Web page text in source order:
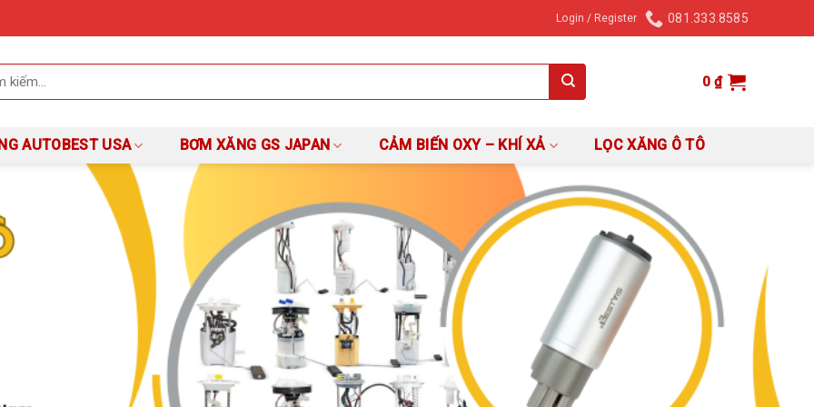
Login / Register 081.333.8585
0₫
AUTOBEST USA BƠM XĂNG GS JAPAN CẢM BIẾN OXY – KHÍ XẢ LỌC XĂNG Ô TÔ